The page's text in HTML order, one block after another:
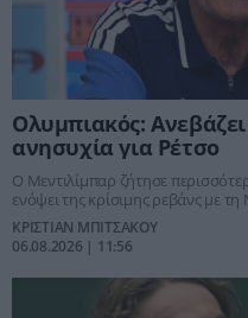
Ολυμπιακός:
ανησυχία για Ρέτσο
Ο Μεντιλίμπαρ ζήτησε
ενόψει της κρίσιμης ρεβάνς με τη
ΚΡΙΣΤΙΑΝ ΜΠΙΤΣΑΚΟΥ
06.08.2026 | 11:56